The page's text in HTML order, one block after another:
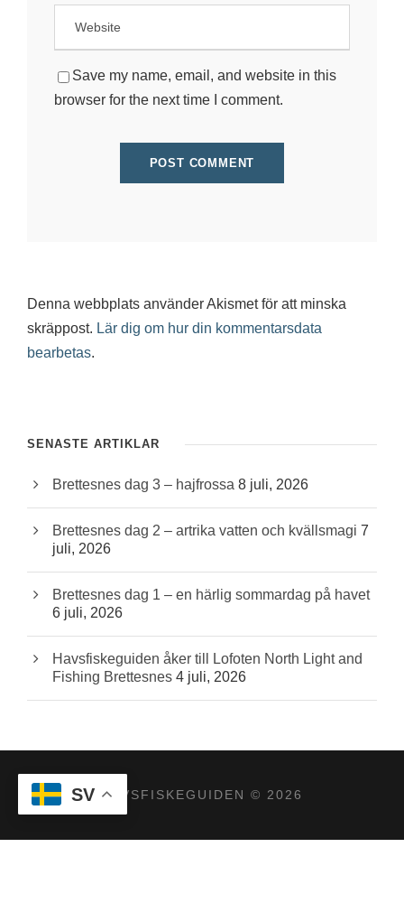
Save my name, email, and website in this
browser for the next time I comment.
Denna webbplats använder Akismet för att minska
skräppost. Lär dig om hur din kommentarsdata
bearbetas.
SENASTE ARTIKLAR
Brettesnes dag 3 – hajfrossa 8 juli, 2026
Brettesnes dag 2 – artrika vatten och kvällsmagi 7
juli, 2026
Brettesnes dag 1 – en härlig sommardag på havet
6 juli, 2026
Havsfiskeguiden åker till Lofoten North Light and
Fishing Brettesnes 4 juli, 2026
HAVSFISKEGUIDEN © 2026
SV